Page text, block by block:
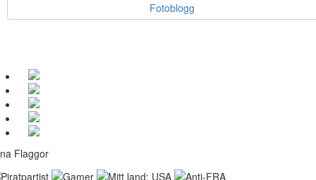
Fotoblogg
Flaggor